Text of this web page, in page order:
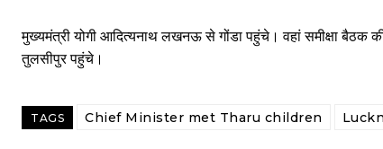
मुख्यमंत्री योगी आदित्यनाथ लखनऊ से गोंडा पहुंचे। वहां समीक्षा बैठक
तुलसीपुर पहुंचे।
TAGS Chief Minister met Tharu children